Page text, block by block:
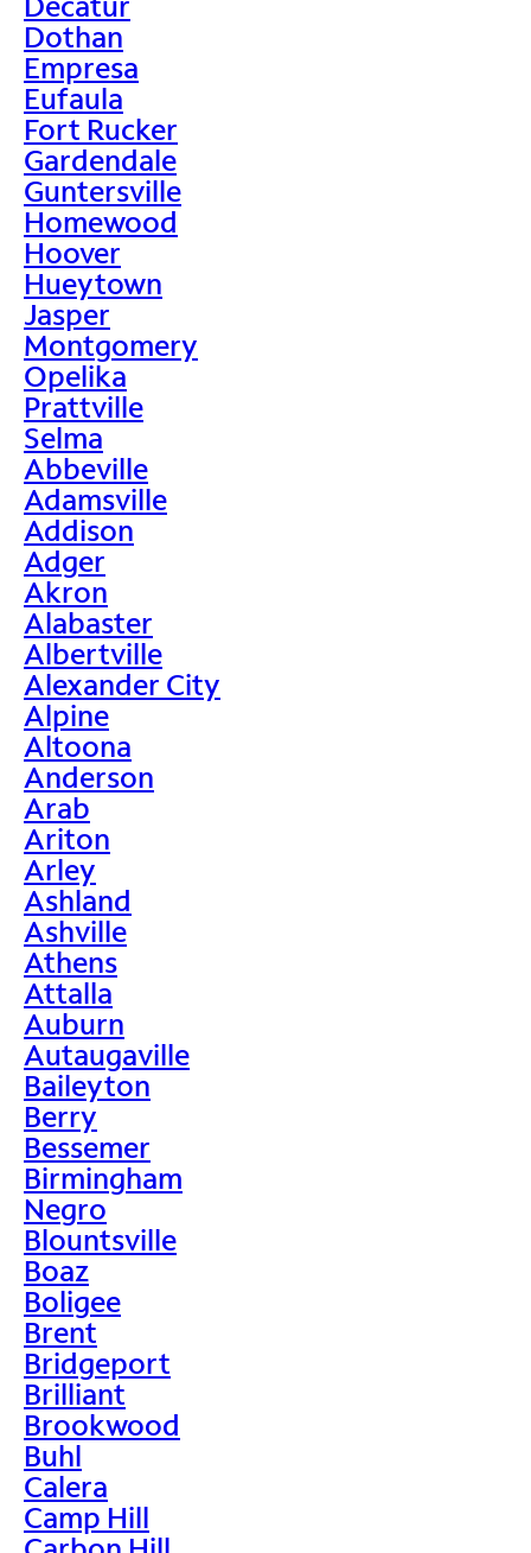
Dothan
Empresa
Eufaula
Fort Rucker
Gardendale
Guntersville
Homewood
Hoover
Hueytown
Jasper
Montgomery
Opelika
Prattville
Selma
Abbeville
Adamsville
Addison
Adger
Akron
Alabaster
Albertville
Alexander City
Alpine
Altoona
Anderson
Arab
Ariton
Arley
Ashland
Ashville
Athens
Attalla
Auburn
Autaugaville
Baileyton
Berry
Bessemer
Birmingham
Negro
Blountsville
Boaz
Boligee
Brent
Bridgeport
Brilliant
Brookwood
Buhl
Calera
Camp Hill